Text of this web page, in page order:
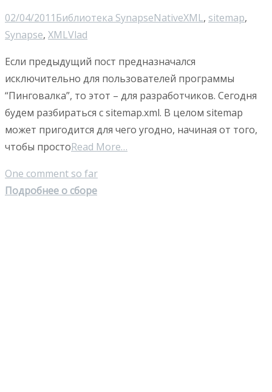
02/04/2011 Библиотека SynapseNativeXML, sitemap,
Synapse, XMLVlad
Если предыдущий пост предназначался
исключительно для пользователей программы
“Пинговалка”, то этот – для разработчиков. Сегодня
будем разбираться с sitemap.xml. В целом sitemap
может пригодится для чего угодно, начиная от того,
чтобы простоRead More…
One comment so far
Подробнее о сборе